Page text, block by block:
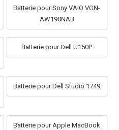
Batterie pour Sony VAIO VGN-
AW190NAB
Batterie pour Dell U150P
Batterie pour Dell Studio 1749
Batterie pour Apple MacBook